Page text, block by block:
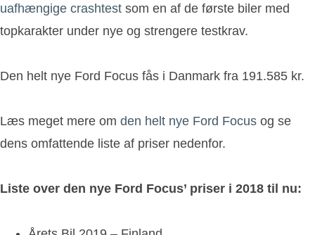
uafhængige crashtest som en af de første biler med
topkarakter under nye og strengere testkrav.
Den helt nye Ford Focus fås i Danmark fra 191.585 kr.
Læs meget mere om den helt nye Ford Focus og se
dens omfattende liste af priser nedenfor.
Liste over den nye Ford Focus’ priser i 2018 til nu: